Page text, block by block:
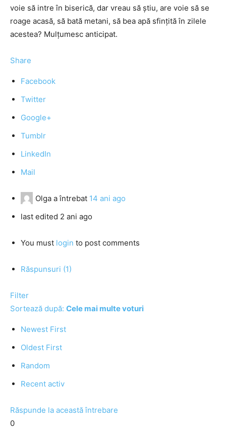
voie să intre în biserică, dar vreau să ştiu, are voie să se
roage acasă, să bată metani, să bea apă sfinţită în zilele
acestea? Mulţumesc anticipat.
Share
Facebook
Twitter
Google+
Tumblr
LinkedIn
Mail
Olga a întrebat 14 ani ago
last edited 2 ani ago
You must login to post comments
Răspunsuri (1)
Filter
Sortează după: Cele mai multe voturi
Newest First
Oldest First
Random
Recent activ
Răspunde la această întrebare
0